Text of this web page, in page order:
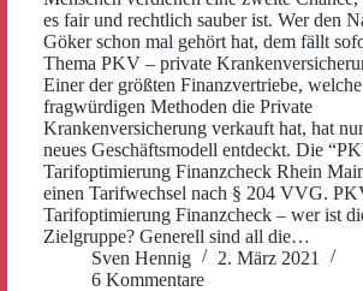
es fair und rechtlich sauber ist. Wer den
Göker schon mal gehört hat, dem fällt
Thema PKV – private
Einer der größten Finanzvertriebe,
fragwürdigen Methoden die Private
Krankenversicherung verkauft hat, hat
neues Geschäftsmodell entdeckt. Die
Tarifoptimierung Finanzcheck Rhein
einen Tarifwechsel nach § 204 VVG.
Tarifoptimierung Finanzcheck – wer ist
Zielgruppe? Generell sind all die…
Sven Hennig
2. März 2021
6 Kommentare